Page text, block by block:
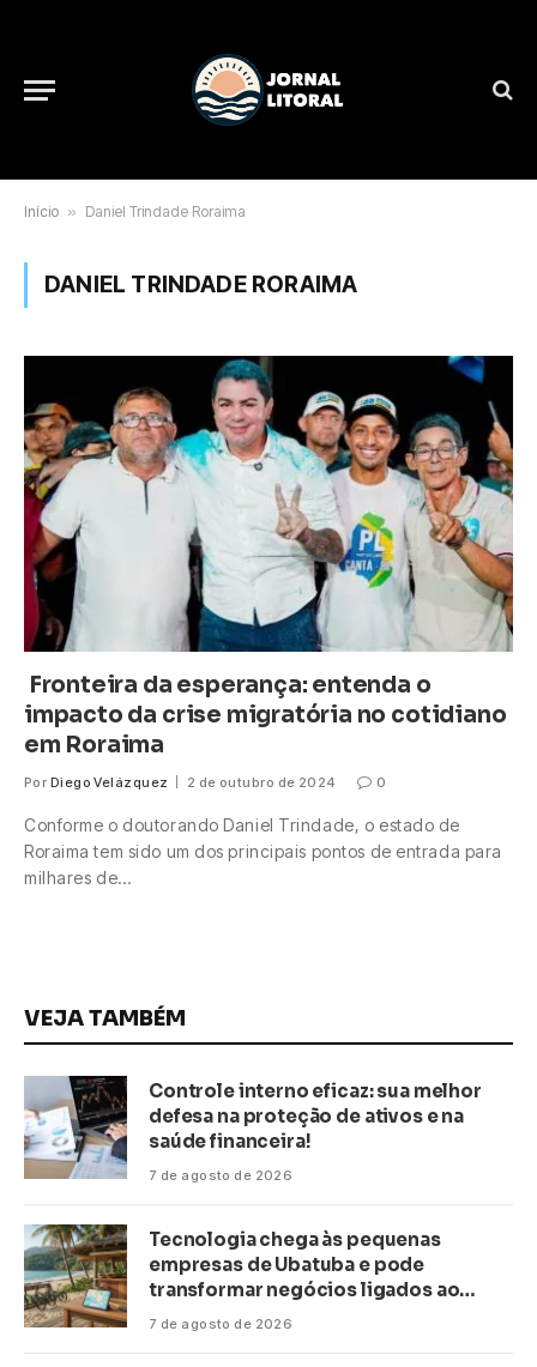
Início » Daniel Trindade Roraima
DANIEL TRINDADE RORAIMA
Fronteira da esperança: entenda o
impacto da crise migratória no cotidiano
em Roraima
Por Diego Velázquez 2 de outubro de 2024 0
Conforme o doutorando Daniel Trindade, o estado de
Roraima tem sido um dos principais pontos de entrada para
milhares de…
VEJA TAMBÉM
Controle interno eficaz: sua melhor
defesa na proteção de ativos e na
saúde financeira!
7 de agosto de 2026
Tecnologia chega às pequenas
empresas de Ubatuba e pode
transformar negócios ligados ao
turismo no litoral
7 de agosto de 2026